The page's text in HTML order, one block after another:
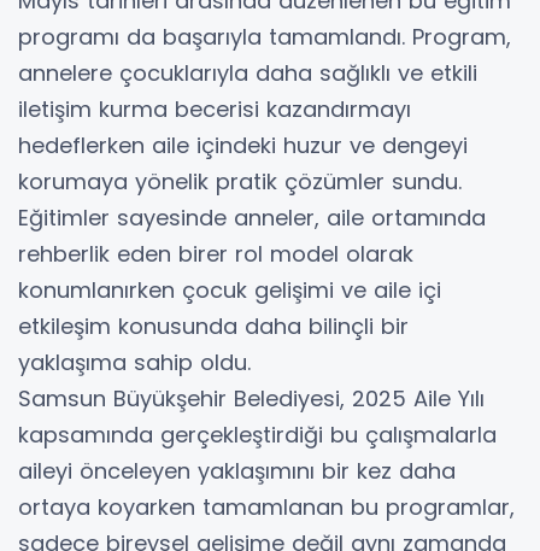
programı da başarıyla tamamlandı. Program,
annelere çocuklarıyla daha sağlıklı ve etkili
iletişim kurma becerisi kazandırmayı
hedeflerken aile içindeki huzur ve dengeyi
korumaya yönelik pratik çözümler sundu.
Eğitimler sayesinde anneler, aile ortamında
rehberlik eden birer rol model olarak
konumlanırken çocuk gelişimi ve aile içi
etkileşim konusunda daha bilinçli bir
yaklaşıma sahip oldu.
Samsun Büyükşehir Belediyesi, 2025 Aile Yılı
kapsamında gerçekleştirdiği bu çalışmalarla
aileyi önceleyen yaklaşımını bir kez daha
ortaya koyarken tamamlanan bu programlar,
sadece bireysel gelişime değil aynı zamanda